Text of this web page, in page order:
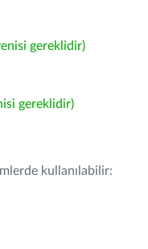
gereklidir)
gereklidir)
kullanılabilir: